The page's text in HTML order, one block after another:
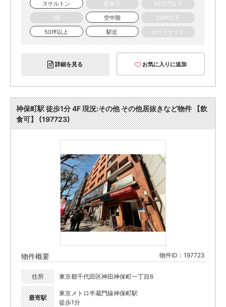
スケルトン
飲食可
30万円以下
1階
空中階
20坪以下
50坪以上
駅近 ロードサイド
詳細を見る お気に入りに追加
神保町駅 徒歩1分 4F 現況:その他 その他居抜きなど物件 【飲
食可】 (197723)
物件概要 物件ID：197723
住所 東京都千代田区神田神保町一丁目6
最寄駅
東京メトロ半蔵門線神保町駅
徒歩1分